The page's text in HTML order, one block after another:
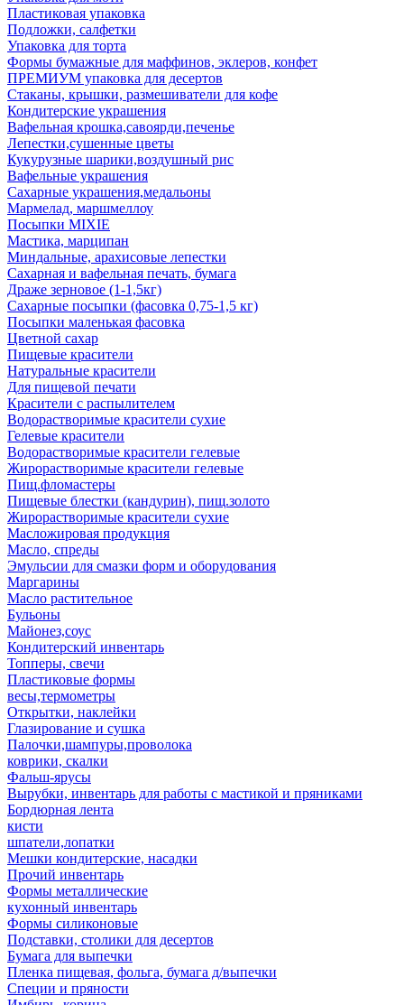
Пластиковая упаковка
Подложки, салфетки
Упаковка для торта
Формы бумажные для маффинов, эклеров, конфет
ПРЕМИУМ упаковка для десертов
Стаканы, крышки, размешиватели для кофе
Кондитерские украшения
Вафельная крошка,савоярди,печенье
Лепестки,сушенные цветы
Кукурузные шарики,воздушный рис
Вафельные украшения
Сахарные украшения,медальоны
Мармелад, маршмеллоу
Посыпки MIXIE
Мастика, марципан
Миндальные, арахисовые лепестки
Сахарная и вафельная печать, бумага
Драже зерновое (1-1,5кг)
Сахарные посыпки (фасовка 0,75-1,5 кг)
Посыпки маленькая фасовка
Цветной сахар
Пищевые красители
Натуральные красители
Для пищевой печати
Красители с распылителем
Водорастворимые красители сухие
Гелевые красители
Водорастворимые красители гелевые
Жирорастворимые красители гелевые
Пищ.фломастеры
Пищевые блестки (кандурин), пищ.золото
Жирорастворимые красители сухие
Масложировая продукция
Масло, спреды
Эмульсии для смазки форм и оборудования
Маргарины
Масло растительное
Бульоны
Майонез,соус
Кондитерский инвентарь
Топперы, свечи
Пластиковые формы
весы,термометры
Открытки, наклейки
Глазирование и сушка
Палочки,шампуры,проволока
коврики, скалки
Фальш-ярусы
Вырубки, инвентарь для работы с мастикой и пряниками
Бордюрная лента
кисти
шпатели,лопатки
Мешки кондитерские, насадки
Прочий инвентарь
Формы металлические
кухонный инвентарь
Формы силиконовые
Подставки, столики для десертов
Бумага для выпечки
Пленка пищевая, фольга, бумага д/выпечки
Специи и пряности